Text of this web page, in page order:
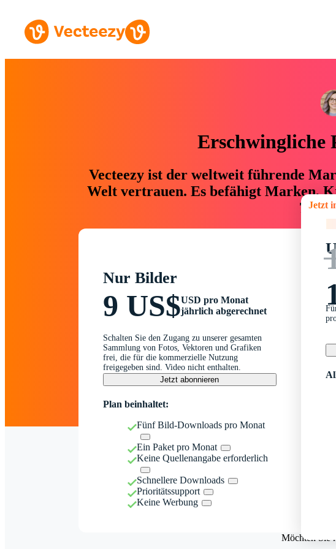
Erschwingliche
Vecteezy ist der weltweit führende
Welt vertrauen. Es befähigt Marken,
76 %
Nur Bilder
9 US$USD pro Monat
jährlich abgerechnet
Schalten Sie den Zugang zu unserer gesamten
Sammlung von Fotos, Vektoren und Grafiken
frei, die für die kommerzielle Nutzung
freigegeben sind. Video nicht enthalten.
Jetzt abonnieren
Plan beinhaltet:
Fünf Bild-Downloads pro Monat
Ein Paket pro Monat
Keine Quellenangabe erforderlich
Schnellere Downloads
Prioritätssupport
Keine Werbung
Jetzt im
Möchten Sie